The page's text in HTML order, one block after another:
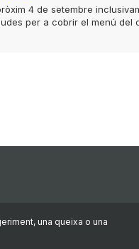
4 de setembre
per a cobrir el menú del
una queixa o una